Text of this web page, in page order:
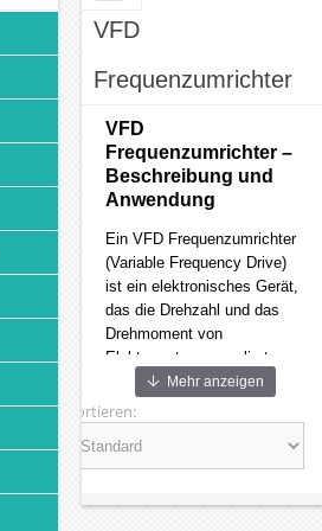
VFD
Frequenzumrichter
VFD
Frequenzumrichter –
Beschreibung und
Anwendung
Ein VFD Frequenzumrichter
(Variable Frequency Drive)
ist ein elektronisches Gerät,
das die Drehzahl und das
Drehmoment von
Elektromotoren reguliert,
indem es die Frequenz und
Spannung der
Stromversorgung anpasst.
Er wird häufig für Motoren in
Mehr anzeigen
Sortieren: